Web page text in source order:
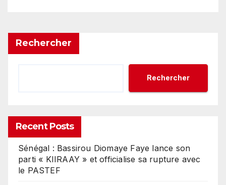
Rechercher
Rechercher
Recent Posts
Sénégal : Bassirou Diomaye Faye lance son
parti « KIIRAAY » et officialise sa rupture avec
le PASTEF